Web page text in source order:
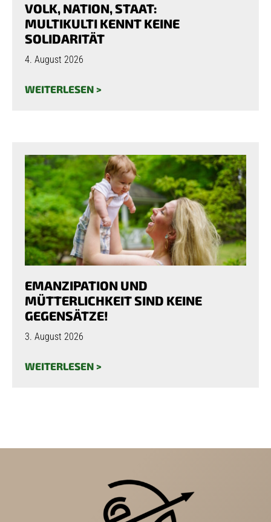
VOLK, NATION, STAAT:
MULTIKULTI KENNT KEINE
SOLIDARITÄT
4. August 2026
WEITERLESEN >
EMANZIPATION UND
MÜTTERLICHKEIT SIND KEINE
GEGENSÄTZE!
3. August 2026
WEITERLESEN >